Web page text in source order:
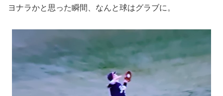
ヨナラかと思った瞬間、なんと球はグラブに。